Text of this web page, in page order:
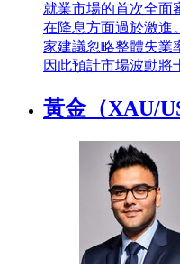
就業市場的首次全面
在降息方面過於激進
家建議忽略整體失業
因此預計市場波動將
黃金（XAU/